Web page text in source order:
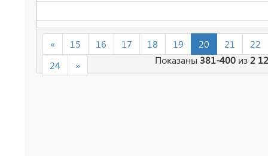
« 15 16 17 18 19 20 21
22
24
» Показаны 381-400 из2